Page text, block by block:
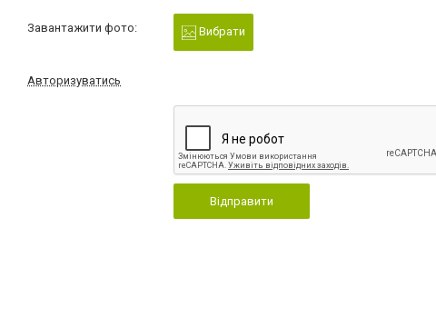
Завантажити фото: Вибрати
Авторизуватись
Відправити